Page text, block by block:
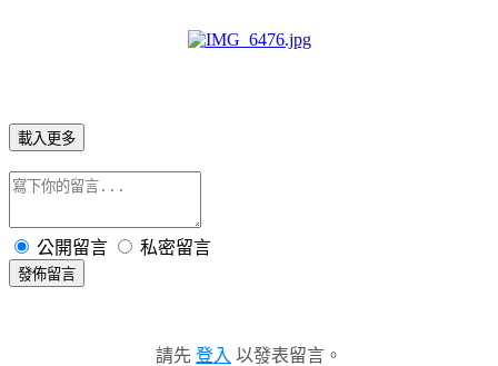
載入更多
公開留言 私密留言
發佈留言
請先 登入 以發表留言。